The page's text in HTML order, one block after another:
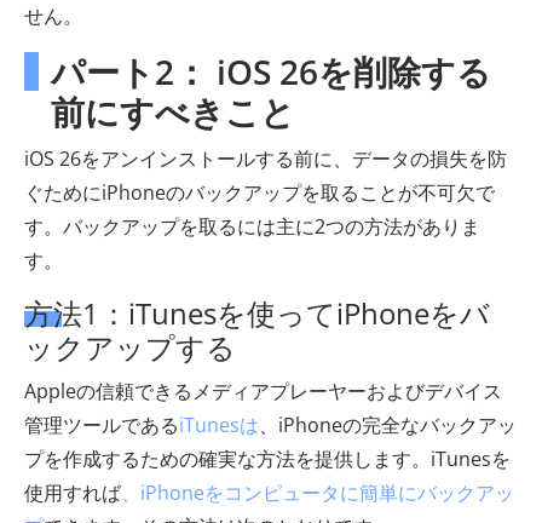
せん。
パート2： iOS 26を削除する
前にすべきこと
iOS 26をアンインストールする前に、データの損失を防
ぐためにiPhoneのバックアップを取ることが不可欠で
す。バックアップを取るには主に2つの方法がありま
す。
方法1：iTunesを使ってiPhoneをバ
ックアップする
Appleの信頼できるメディアプレーヤーおよびデバイス
管理ツールであるiTunesは、iPhoneの完全なバックアッ
プを作成するための確実な方法を提供します。iTunesを
使用すれば、iPhoneをコンピュータに簡単にバックアッ